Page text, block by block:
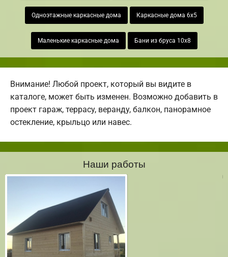
Одноэтажные каркасные дома Каркасные дома 6х5
Маленькие каркасные дома Бани из бруса 10х8
Внимание! Любой проект, который вы видите в
каталоге, может быть изменен. Возможно добавить в
проект гараж, террасу, веранду, балкон, панорамное
остекление, крыльцо или навес.
Наши работы